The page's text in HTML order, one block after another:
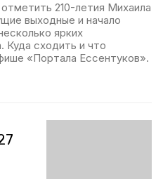
210-летия Михаила
выходные и начало
ярких
Куда сходить и что
«Портала Ессентуков».